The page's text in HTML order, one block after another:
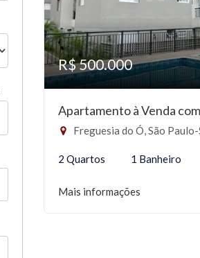
R$ 500.000
Apartamento à Venda
Freguesia do Ó, São Paulo-
2 Quartos 1 Banheiro
Mais informações